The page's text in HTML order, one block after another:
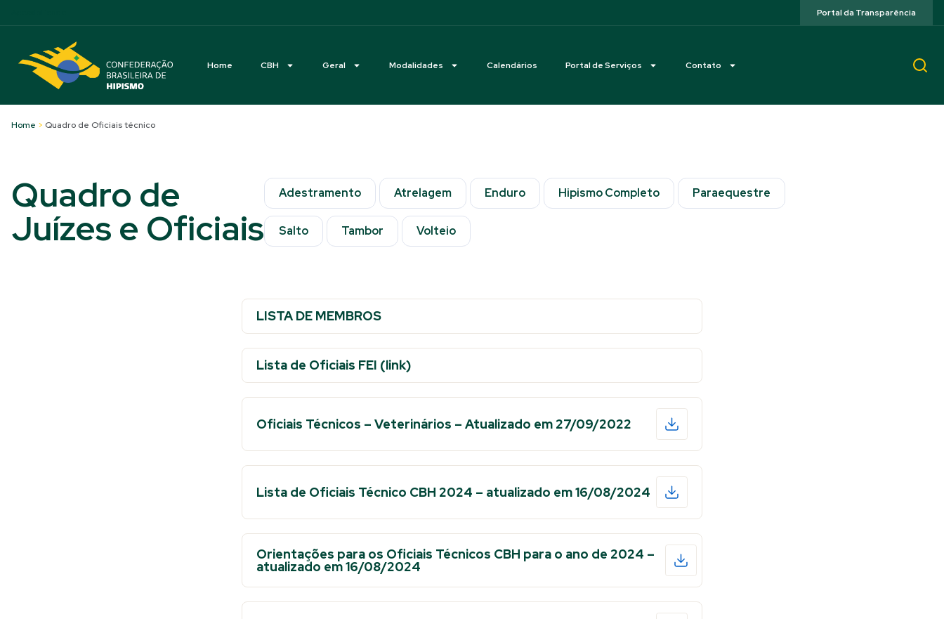
Portal da Transparência
Home CBH Geral Modalidades Calendários Portal de Serviços Contato
Home > Quadro de Oficiais técnico
Quadro de
Juízes e Oficiais
Adestramento Atrelagem Enduro Hipismo Completo Paraequestre
Salto Tambor Volteio
LISTA DE MEMBROS
Lista de Oficiais FEI (link)
Oficiais Técnicos – Veterinários – Atualizado em 27/09/2022
Lista de Oficiais Técnico CBH 2024 – atualizado em 16/08/2024
Orientações para os Oficiais Técnicos CBH para o ano de 2024 –
atualizado em 16/08/2024